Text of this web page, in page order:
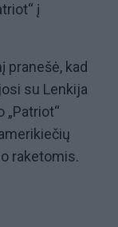
į
pranešė, kad
su Lenkija
raketomis.